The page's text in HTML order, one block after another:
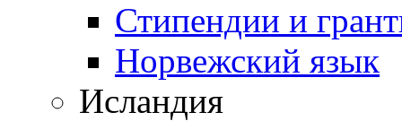
Стипендии и
Норвежский язык
Исландия